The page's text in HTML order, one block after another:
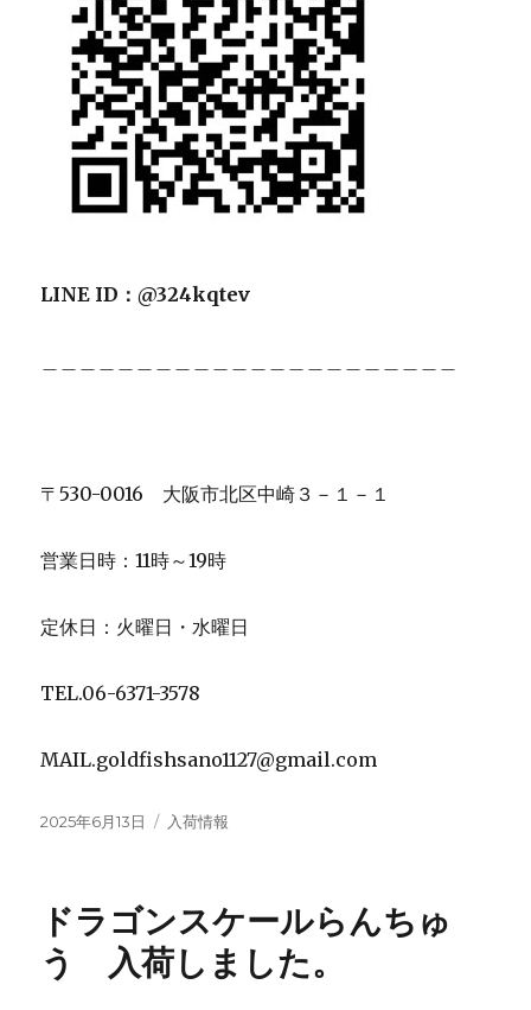
LINE ID：@324kqtev
〒530-0016 大阪市北区中崎３－１－１
営業日時：11時～19時
定休日：火曜日・水曜日
TEL.06-6371-3578
MAIL.goldfishsano1127@gmail.com
投
2025年6月13日
カ
ー
入荷情報
ドラゴンスケールらんちゅ
う 入荷しました。